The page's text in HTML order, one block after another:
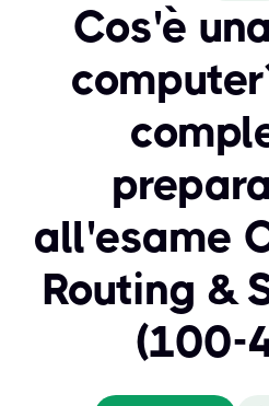
Cos'è
all'esame
Routing &
(100-